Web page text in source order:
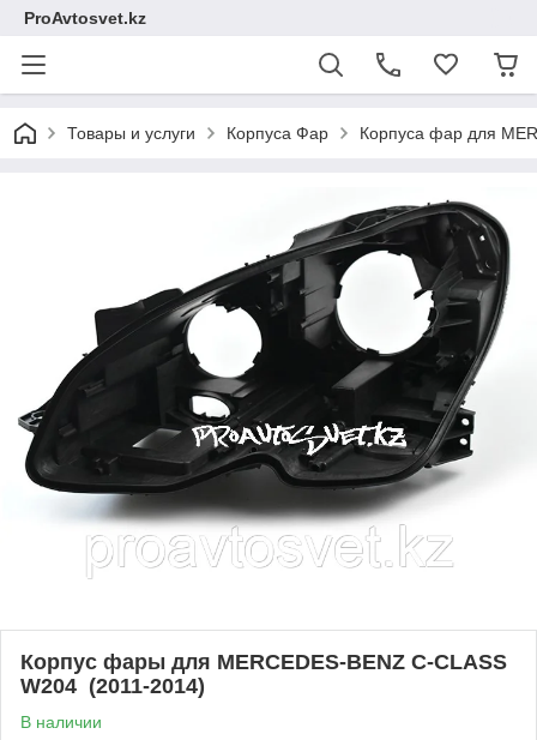
ProAvtosvet.kz
Товары и услуги Корпуса Фар Корпуса фар для
Корпус фары для MERCEDES-BENZ C-CLASS
W204 (2011-2014)
В наличии